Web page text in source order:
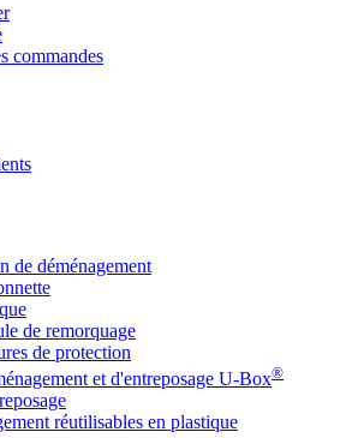
commandes
de déménagement
de remorquage
de protection
et d'entreposage U-Box®
réutilisables en plastique